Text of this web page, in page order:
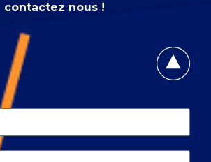
contactez nous !